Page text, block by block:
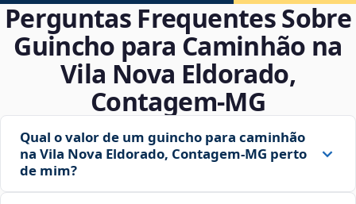
Perguntas Frequentes Sobre
Guincho para Caminhão na
Vila Nova Eldorado,
Contagem‑MG
Qual o valor de um guincho para caminhão
na Vila Nova Eldorado, Contagem‑MG perto
de mim?